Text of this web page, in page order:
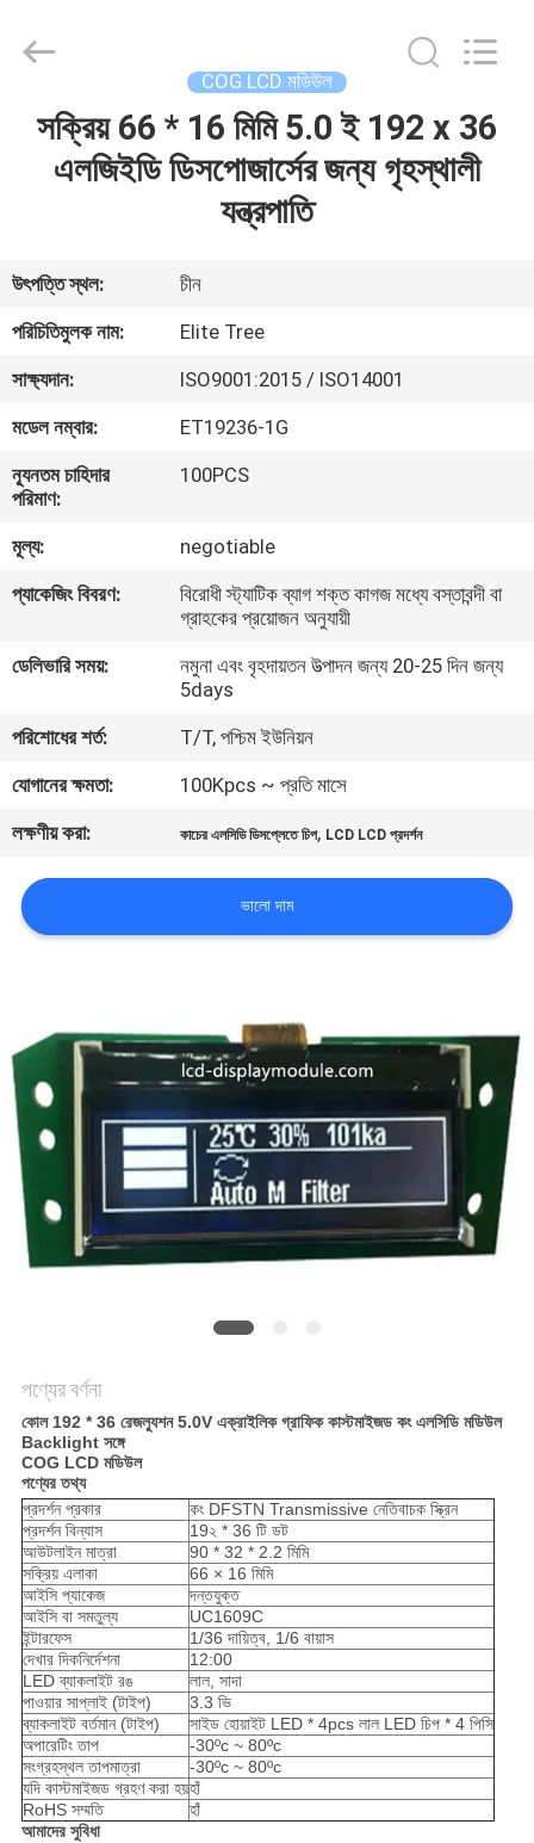
বাড়ি
ভিডিও
সম্পর্কে
কারখানা
মান
সাথে
যোগাযোগ
করুন
খবর
জন্য
আবেদন
সাইট
ম্যাপ
গোপনীয়তা
Technology.
COG LCD মডিউল
সক্রিয় 66 * 16 মিমি 5.0 ই 192 x 36
এলজিইডি ডিসপোজার্সের জন্য গৃহস্থালী
যন্ত্রপাতি
উৎপত্তি স্থল:
চীন
পরিচিতিমুলক নাম:
Elite Tree
সাক্ষ্যদান:
ISO9001:2015 / ISO14001
মডেল নম্বার:
ET19236-1G
ন্যূনতম চাহিদার
পরিমাণ:
100PCS
মূল্য:
negotiable
প্যাকেজিং বিবরণ:
বিরোধী স্ট্যাটিক ব্যাগ শক্ত কাগজ মধ্যে বস্তাবন্দী বা
গ্রাহকের প্রয়োজন অনুযায়ী
ডেলিভারি সময়:
নমুনা এবং বৃহদায়তন উত্পাদন জন্য 20-25 দিন জন্য
5days
পরিশোধের শর্ত:
T/T, পশ্চিম ইউনিয়ন
যোগানের ক্ষমতা:
100Kpcs ~ প্রতি মাসে
লক্ষণীয় করা:
কাচের এলসিডি ডিসপ্লেতে চিপ, LCD LCD প্রদর্শন
ভালো দাম
পণ্যের বর্ণনা
কোল 192 * 36 রেজল্যুশন 5.0V এক্রাইলিক গ্রাফিক কাস্টমাইজড কং এলসিডি মডিউল
Backlight সঙ্গে
COG LCD মডিউল
পণ্যের তথ্য
প্রদর্শন প্রকার
কং DFSTN Transmissive নেতিবাচক স্ক্রিন
প্রদর্শন বিন্যাস
19২ * 36 টি ডট
আউটলাইন মাত্রা
90 * 32 * 2.2 মিমি
সক্রিয় এলাকা
66 × 16 মিমি
আইসি প্যাকেজ
দন্তযুক্ত
আইসি বা সমতুল্য
UC1609C
ইন্টারফেস
1/36 দায়িত্ব, 1/6 বায়াস
দেখার দিকনির্দেশনা
12:00
LED ব্যাকলাইট রঙ
লাল, সাদা
পাওয়ার সাপ্লাই (টাইপ)
3.3 ভি
ব্যাকলাইট বর্তমান (টাইপ)
সাইড হোয়াইট LED * 4pcs লাল LED চিপ * 4 পিসি
অপারেটিং তাপ
-30ºc ~ 80ºc
সংগ্রহস্থল তাপমাত্রা
-30ºc ~ 80ºc
যদি কাস্টমাইজড গ্রহণ করা হয়হাঁ
RoHS সম্মতি
হাঁ
আমাদের সুবিধা